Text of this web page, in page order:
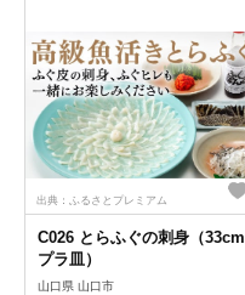
出典：ふるさとプレミアム
C026 とらふぐの刺身（33cm
プラ皿）
山口県 山口市